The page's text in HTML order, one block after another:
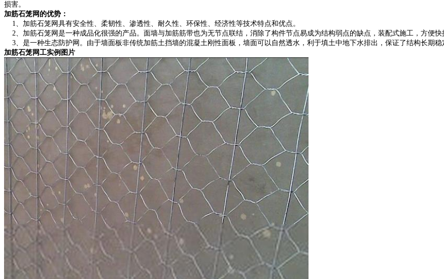
损害。
加筋石笼网的优势：
1、加筋石笼网具有安全性、柔韧性、渗透性、耐久性、环保性、经济性等技术特点和优点。
2、加筋石笼网是一种成品化很强的产品。面墙与加筋筋带也为无节点联结，消除了构件节点易成为结构弱点的缺点，装配式施工，方便快
3、是一种生态防护网。由于墙面板非传统加筋土挡墙的混凝土刚性面板，墙面可以自然透水，利于填土中地下水排出，保证了结构长期稳
加筋石笼网工实例图片